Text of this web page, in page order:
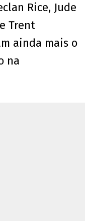
Rice, Jude
e Trent
ainda mais o
na